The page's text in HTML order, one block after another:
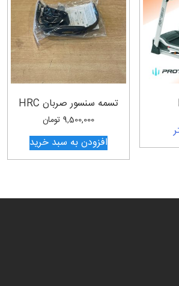
تسمه سنسور صربان HRC
9,500,000 تومان
افزودن به سبد خرید